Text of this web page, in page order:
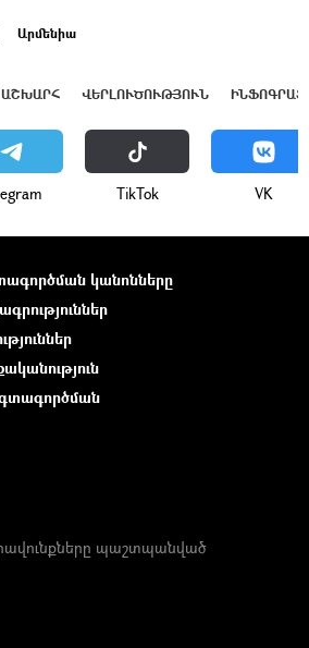
Արմենիա
ԱՇԽԱՐՀ ՎԵՐԼՈՒԾՈՒԹՅՈՒՆ
ТikТоk VK
կանոնները
պաշտպանված